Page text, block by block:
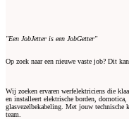
"Een JobJetter is een JobGetter"
Op zoek naar een nieuwe vaste job? Dit
Wij zoeken ervaren werfelektriciens die
en installeert elektrische borden,
glasvezelbekabeling. Met jouw technische
team.